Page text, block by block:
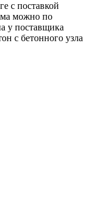
с поставкой
можно по
у поставщика
с бетонного узла